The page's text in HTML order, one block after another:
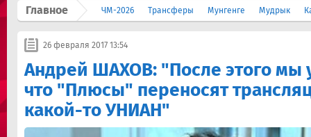
Главное ЧМ-2026 Трансферы Мунгенге Мудрык
26 февраля 2017 13:54
Андрей ШАХОВ: "После этого мы
что "Плюсы" переносят
какой-то УНИАН"